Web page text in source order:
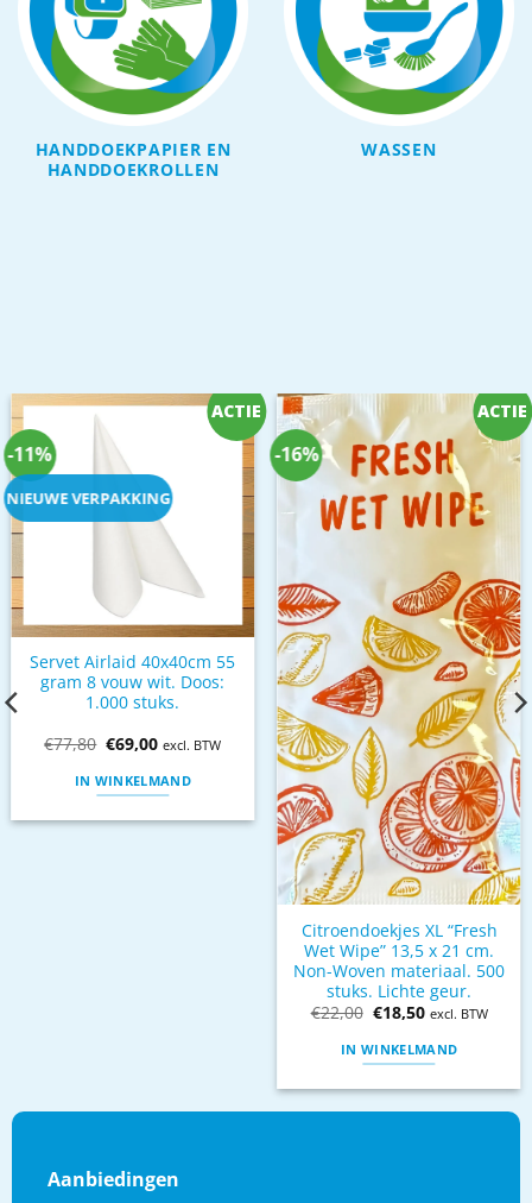
HANDDOEKPAPIER EN
HANDDOEKROLLEN
WASSEN
Aanbiedingen
-11%
NIEUWE VERPAKKING
Servet Airlaid 40x40cm 55
gram 8 vouw wit. Doos:
1.000 stuks.
€77,80 €69,00 excl. BTW
IN WINKELMAND
ACTIE
-16%
Citroendoekjes XL “Fresh
Wet Wipe” 13,5 x 21 cm.
Non-Woven materiaal. 500
stuks. Lichte geur.
€22,00 €18,50 excl. BTW
IN WINKELMAND
ACTIE